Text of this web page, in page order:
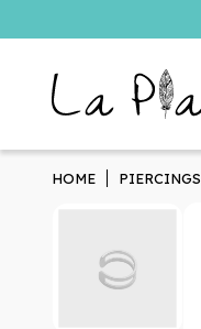
HOME PIERCINGS